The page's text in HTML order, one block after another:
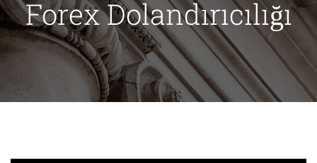
Forex Dolandırıcılığı